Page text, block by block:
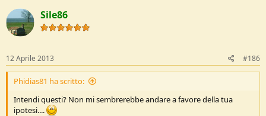
Sile86
12 Aprile 2013 #186
Phidias81 ha scritto:
Intendi questi? Non mi sembrerebbe andare a favore della tua
ipotesi....